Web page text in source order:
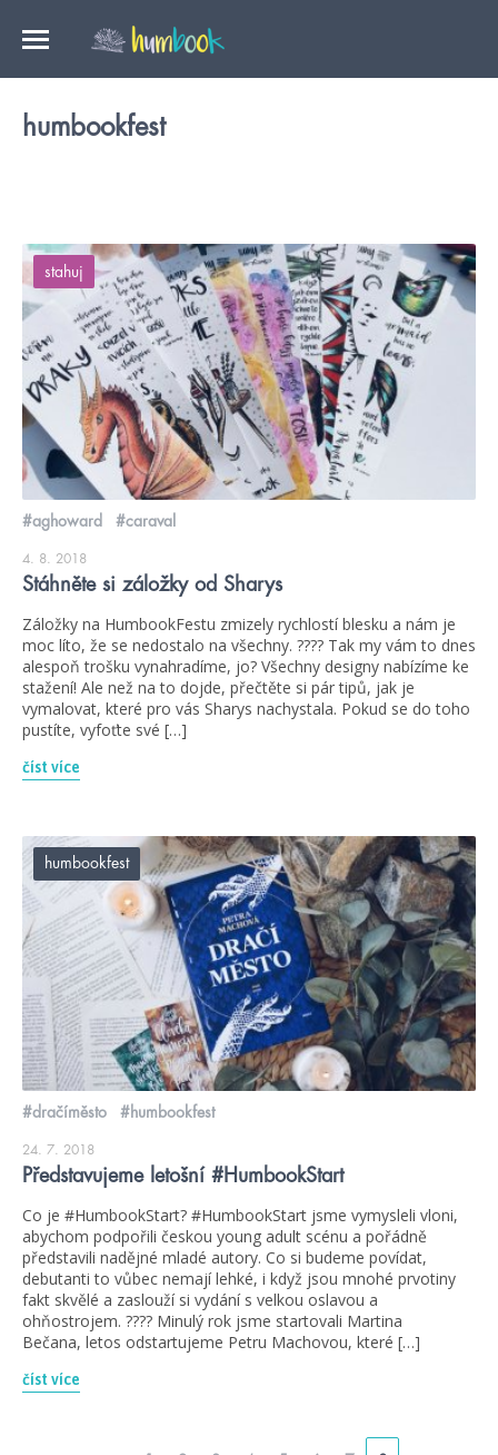
humbookfest
stahuj
#aghoward #caraval
4. 8. 2018
Stáhněte si záložky od Sharys
Záložky na HumbookFestu zmizely rychlostí blesku a nám je
moc líto, že se nedostalo na všechny. ???? Tak my vám to dnes
alespoň trošku vynahradíme, jo? Všechny designy nabízíme ke
stažení! Ale než na to dojde, přečtěte si pár tipů, jak je
vymalovat, které pro vás Sharys nachystala. Pokud se do toho
pustíte, vyfoťte své […]
číst více
humbookfest
#dračíměsto #humbookfest
24. 7. 2018
Představujeme letošní #HumbookStart
Co je #HumbookStart? #HumbookStart jsme vymysleli vloni,
abychom podpořili českou young adult scénu a pořádně
představili nadějné mladé autory. Co si budeme povídat,
debutanti to vůbec nemají lehké, i když jsou mnohé prvotiny
fakt skvělé a zaslouží si vydání s velkou oslavou a
ohňostrojem. ???? Minulý rok jsme startovali Martina
Bečana, letos odstartujeme Petru Machovou, které […]
číst více